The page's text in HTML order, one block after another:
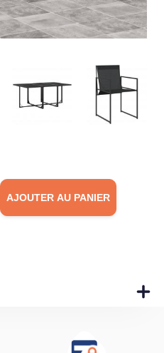
AJOUTER AU PANIER